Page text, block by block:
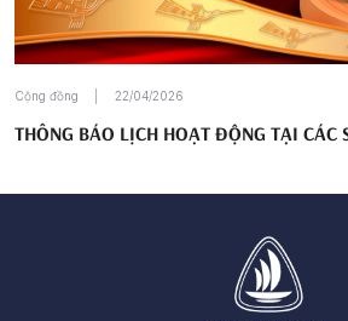
Cộng đồng 22/04/2026
THÔNG BÁO LỊCH HOẠT ĐỘNG TẠI CÁC